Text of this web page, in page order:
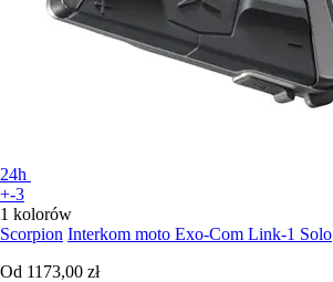
24h
+-3
1 kolorów
Scorpion Interkom moto Exo-Com Link-1 Solo
Od 1173,00 zł